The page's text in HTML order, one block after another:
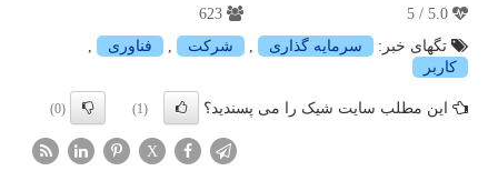
تگهای خبر:
سرمایه گذاری , شركت , فناوری
,
كاربر
این مطلب سایت شیک را می پسندید؟ (1)
(0)
X